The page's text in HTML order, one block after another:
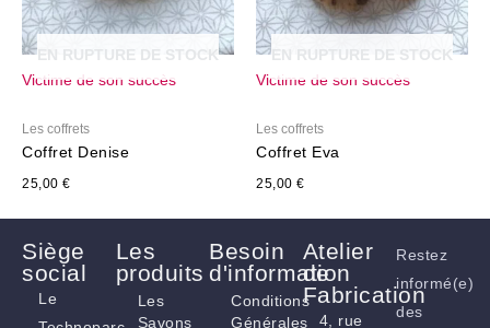
EN RUPTURE DE STOCK
Victime de son succès
Les coffrets
Coffret Denise
25,00 €
EN RUPTURE DE STOCK
Victime de son succès
Les coffrets
Coffret Eva
25,00 €
Siège
social
Le
Les
produits
Les
Savons
Besoin
d'information
Conditions
Générales
Atelier
de
Fabrication
4, rue
Restez
informé(e)
des